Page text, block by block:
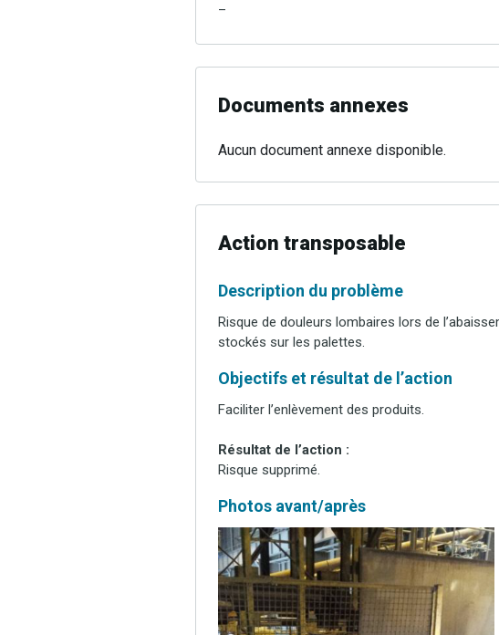
–
Documents annexes
Aucun document annexe disponible.
Action transposable
Description du problème
Risque de douleurs lombaires lors de
stockés sur les palettes.
Objectifs et résultat de l’action
Faciliter l’enlèvement des produits.
Résultat de l’action :
Risque supprimé.
Photos avant/après